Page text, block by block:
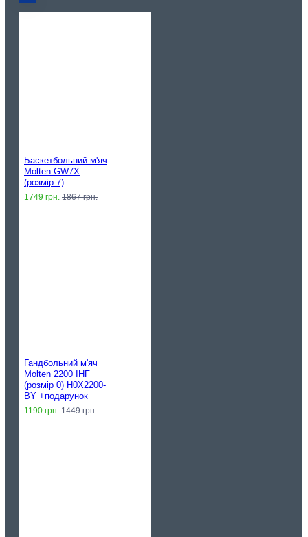
Баскетбольний м'яч
Molten GW7X
(розмір 7)
1749 грн. 1867 грн.
Гандбольний м'яч
Molten 2200 IHF
(розмір 0) H0X2200-
BY +подарунок
1190 грн. 1449 грн.